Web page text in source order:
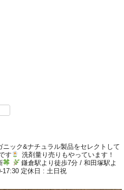
ニック&ナチュラル製品をセレクトして
す
洗剤量り売りもやっています！
鎌倉駅より徒歩7分 / 和田塚駅よ
17:30 定休日 : 土日祝